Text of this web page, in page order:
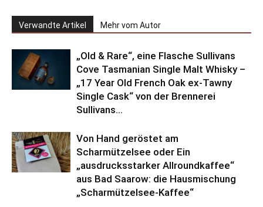
Verwandte Artikel Mehr vom Autor
„Old & Rare“, eine Flasche Sullivans
Cove Tasmanian Single Malt Whisky –
„17 Year Old French Oak ex-Tawny
Single Cask“ von der Brennerei
Sullivans...
Von Hand geröstet am
Scharmützelsee oder Ein
„ausdrucksstarker Allroundkaffee“
aus Bad Saarow: die Hausmischung
„Scharmützelsee-Kaffee“